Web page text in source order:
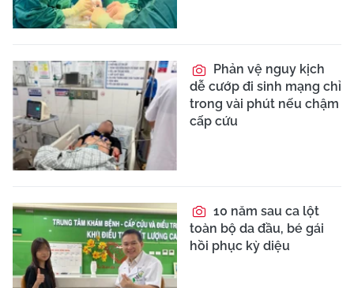
Phản vệ nguy kịch
dễ cướp đi sinh mạng chỉ
trong vài phút nếu chậm
cấp cứu
10 năm sau ca lột
toàn bộ da đầu, bé gái
hồi phục kỳ diệu